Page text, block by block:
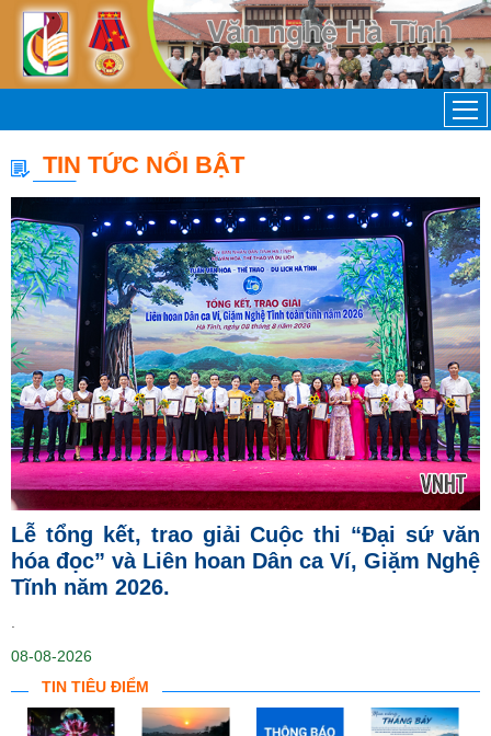
TIN TỨC NỔI BẬT
Lễ tổng kết, trao giải Cuộc thi “Đại sứ văn
hóa đọc” và Liên hoan Dân ca Ví, Giặm Nghệ
Tĩnh năm 2026.
08-08-2026
TIN TIÊU ĐIỂM